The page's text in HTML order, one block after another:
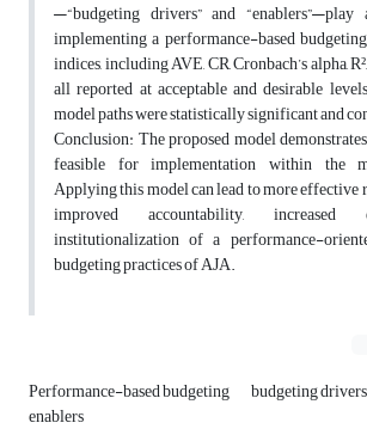
—“budgeting drivers” and
implementing a performance-based
indices, including AVE, CR, Cronbach’s alpha,
all reported at acceptable and desirable
model paths were statistically significant and
Conclusion: The proposed model
feasible for implementation within the
Applying this model can lead to more effective
improved accountability, increased
institutionalization of a performance-
budgeting practices of AJA.
Performance-based budgeting budgeting drivers
enablers